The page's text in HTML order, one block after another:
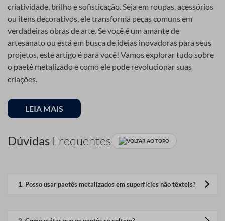
criatividade, brilho e sofisticação. Seja em roupas, acessórios
ou itens decorativos, ele transforma peças comuns em
verdadeiras obras de arte. Se você é um amante de
artesanato ou está em busca de ideias inovadoras para seus
projetos, este artigo é para você! Vamos explorar tudo sobre
o paetê metalizado e como ele pode revolucionar suas
criações.
O que é Paetê
Metalizado?
brilha ao ser exposta à luz. Ele é amplamente usado na moda,
LEIA MAIS
Dúvidas Frequentes VOLTAR AO TOPO
1. Posso usar paetês metalizados em superfícies não têxteis?
plástico, papel e outras superfícies.